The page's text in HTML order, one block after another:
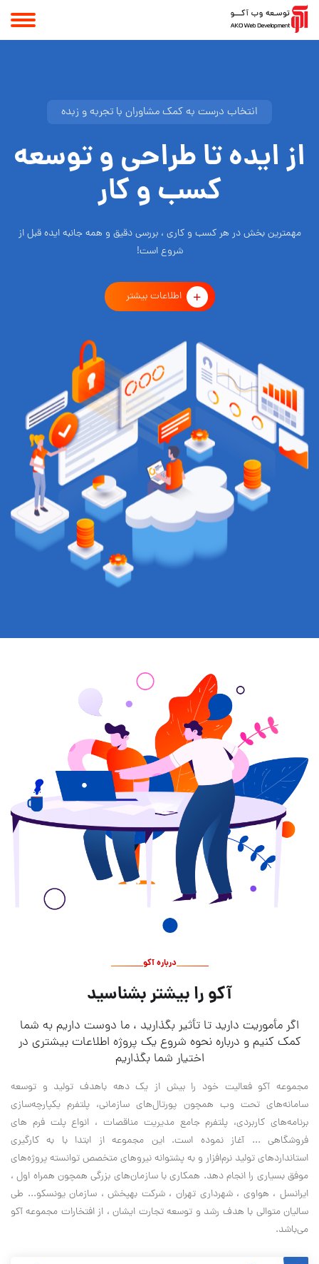
انتخاب درست به کمک مشاوران با تجربه و زبده
از ایده تا طراحی و توسعه
کسب و کار
مهمترین بخش در هر کسب و کاری ، بررسی دقیق و همه جانبه ایده قبل از
شروع است!
اطلاعات بیشتر
درباره آکو
آکو را بیشتر بشناسید
اگر مأموریت دارید تا تأثیر بگذارید ، ما دوست داریم به شما
کمک کنیم و درباره نحوه شروع یک پروژه اطلاعات بیشتری در
اختیار شما بگذاریم
مجموعه آکو فعالیت خود را بیش از یک دهه باهدف تولید و توسعه
سامانه‌های تحت وب همچون پورتال‌های سازمانی، پلتفرم یکپارچه‌سازی
برنامه‌های کاربردی، پلتفرم جامع مدیریت مناقصات ، انواع پلت فرم های
فروشگاهی ... آغاز نموده است. این مجموعه از ابتدا با به کارگیری
استانداردهای تولید نرم‌افزار و به پشتوانه نیروهای متخصص توانسته پروژه‌های
موفق بسیاری را انجام دهد. همکاری با سازمان‌های بزرگی همچون همراه اول ،
ایرانسل ، هواوی ، شهرداری تهران ، شرکت بهپخش ، سازمان یونسکو... طی
سالیان متوالی با هدف رشد و توسعه تجارت ایشان ، از افتخارات مجموعه آکو
می‌باشد.